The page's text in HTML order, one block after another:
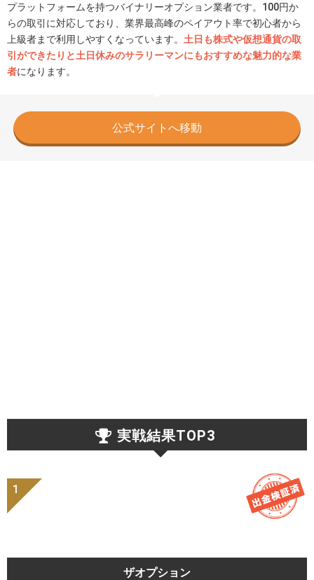
プラットフォームを持つバイナリーオプション業者です。100円か
らの取引に対応しており、業界最高峰のペイアウト率で初心者から
上級者まで利用しやすくなっています。 土日も株式や仮想通貨の取
引ができたりと土日休みのサラリーマンにもおすすめな魅力的な業
者になります。
公式サイトへ移動
実戦結果TOP3
ザオプション